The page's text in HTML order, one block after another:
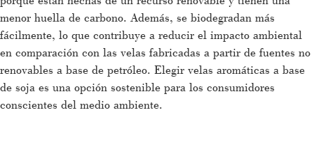
menor huella de carbono. Además, se biodegradan más
fácilmente, lo que contribuye a reducir el impacto ambiental
en comparación con las velas fabricadas a partir de fuentes no
renovables a base de petróleo. Elegir velas aromáticas a base
de soja es una opción sostenible para los consumidores
conscientes del medio ambiente.